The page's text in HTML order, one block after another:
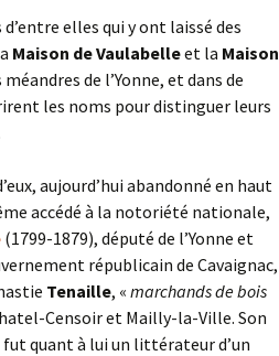
elles qui y ont laissé des
Maison de Vaulabelleet la Maison
de l’Yonne, et dans de
les noms pour distinguer leurs
aujourd’hui abandonné en haut
accédé à la notoriété nationale,
(1799-1879), député de l’Yonne et
républicain de Cavaignac,
Tenaille, « marchands de bois
Censoir et Mailly-la-Ville. Son
fut quant à lui un littérateur d’un